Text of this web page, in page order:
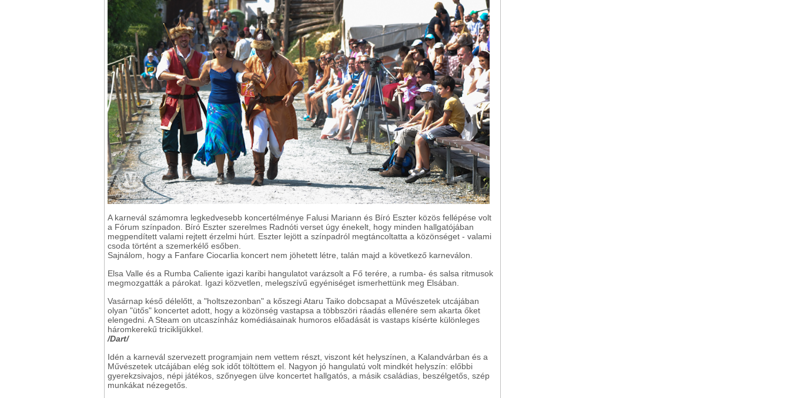
A karnevál számomra legkedvesebb koncertélménye Falusi Mariann és Bíró Eszter közös fellépése volt
a Fórum színpadon. Bíró Eszter szerelmes Radnóti verset úgy énekelt, hogy minden hallgatójában
megpendített valami rejtett érzelmi húrt. Eszter lejött a színpadról megtáncoltatta a közönséget - valami
csoda történt a szemerkélő esőben.
Sajnálom, hogy a Fanfare Ciocarlia koncert nem jöhetett létre, talán majd a következő karneválon.
Elsa Valle és a Rumba Caliente igazi karibi hangulatot varázsolt a Fő terére, a rumba- és salsa ritmusok
megmozgatták a párokat. Igazi közvetlen, melegszívű egyéniséget ismerhettünk meg Elsában.
Vasárnap késő délelőtt, a "holtszezonban" a kőszegi Ataru Taiko dobcsapat a Művészetek utcájában
olyan "ütős" koncertet adott, hogy a közönség vastapsa a többszöri ráadás ellenére sem akarta őket
elengedni. A Steam on utcaszínház komédiásainak humoros előadását is vastaps kísérte különleges
háromkerekű triciklijükkel.
/Dart/
Idén a karnevál szervezett programjain nem vettem részt, viszont két helyszínen, a Kalandvárban és a
Művészetek utcájában elég sok időt töltöttem el. Nagyon jó hangulatú volt mindkét helyszín: előbbi
gyerekzsivajos, népi játékos, szőnyegen ülve koncertet hallgatós, a másik családias, beszélgetős, szép
munkákat nézegetős.